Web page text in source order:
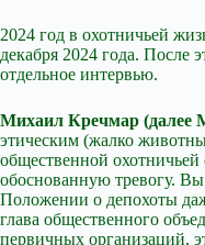
2024 год в охотничьей
декабря 2024 года. После
отдельное интервью.
Михаил Кречмар (далее
этическим (жалко
общественной
обоснованную тревогу.
Положении о депохоты
глава общественного
первичных организаций,